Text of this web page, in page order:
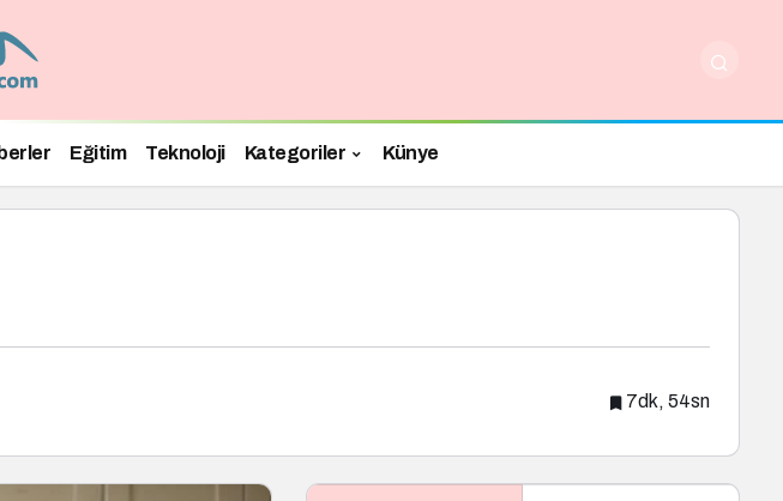
Eğitim Teknoloji Kategoriler Künye
7dk, 54sn